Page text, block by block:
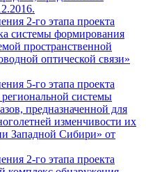
2-го этапа проекта
системы формирования
пространственной
оптической связи»
5-го этапа проекта
системы
предназначенной для
изменчивости их
Западной Сибири» от
2-го этапа проекта